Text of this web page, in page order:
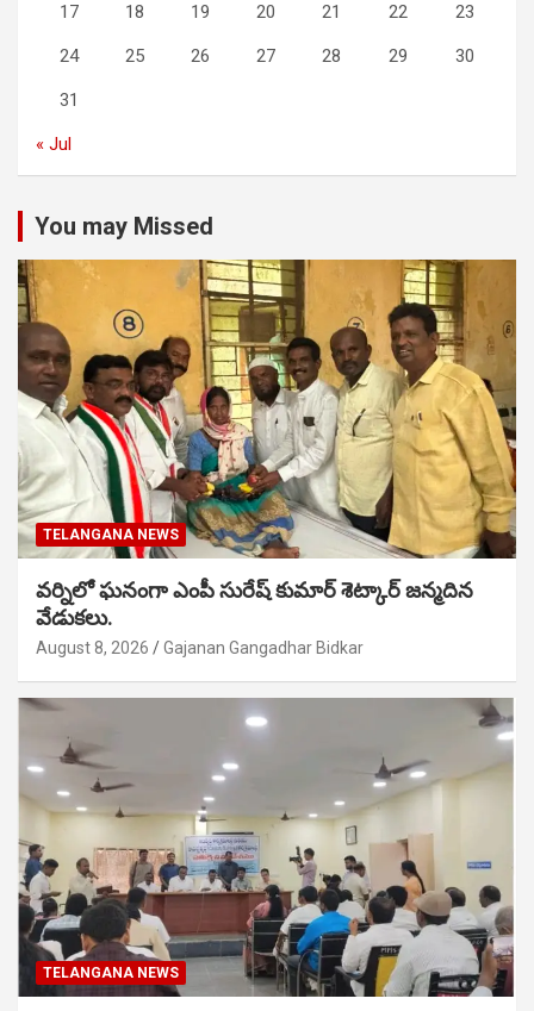
17 18 19 20 21 22 23
24 25 26 27 28 29 30
31
« Jul
You may Missed
TELANGANA NEWS
వర్నిలో ఘనంగా ఎంపీ సురేష్ కుమార్ శెట్కార్ జన్మదిన
వేడుకలు.
August 8, 2026 Gajanan Gangadhar Bidkar
TELANGANA NEWS